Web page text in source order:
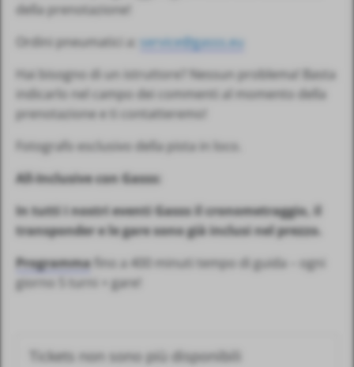
della prenotazione!
Ordini pneumatici a: service@gasss.eu
Hai bisogno di un istruttore? Nessun problema! Basta
indicarlo nel campo dei commenti al momento della
prenotazione e ti contatteremo!
Fotografo esclusivo della pista in loco.
All-Inclusive con Gasss:
In tutti i nostri eventi Gasss il cronometraggio, il
transponder e le gare sono già inclusi nel prezzo.
Programma fino a 400 minuti tempo di guida – ogni
giorno 5 turni + gare!
Tickets non sono più disponibili